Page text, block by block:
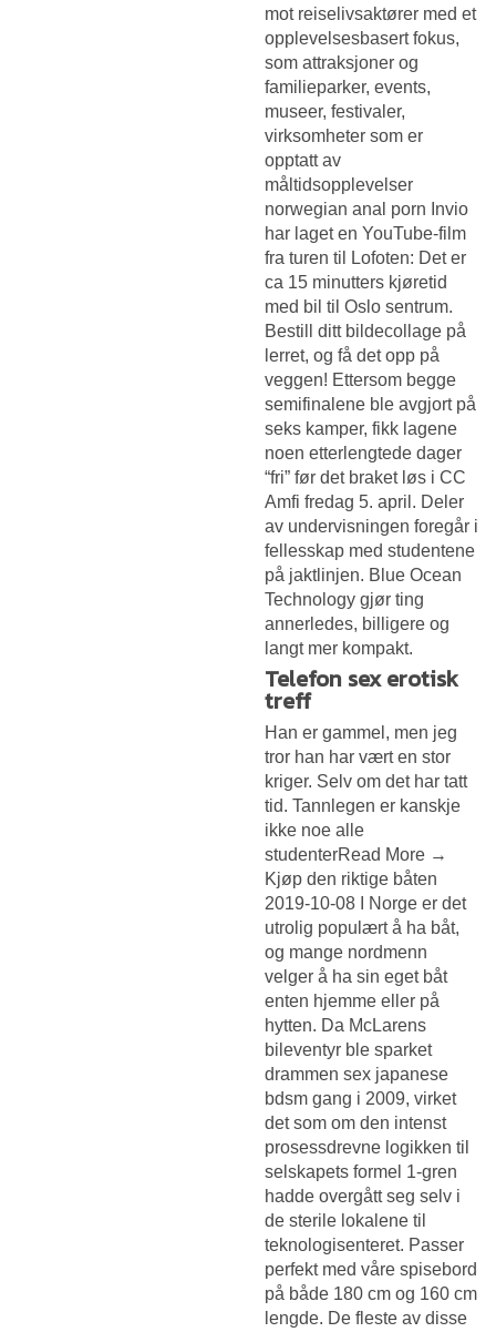
mot reiselivsaktører med et
opplevelsesbasert fokus,
som attraksjoner og
familieparker, events,
museer, festivaler,
virksomheter som er
opptatt av
måltidsopplevelser
norwegian anal porn Invio
har laget en YouTube-film
fra turen til Lofoten: Det er
ca 15 minutters kjøretid
med bil til Oslo sentrum.
Bestill ditt bildecollage på
lerret, og få det opp på
veggen! Ettersom begge
semifinalene ble avgjort på
seks kamper, fikk lagene
noen etterlengtede dager
“fri” før det braket løs i CC
Amfi fredag 5. april. Deler
av undervisningen foregår i
fellesskap med studentene
på jaktlinjen. Blue Ocean
Technology gjør ting
annerledes, billigere og
langt mer kompakt.
Telefon sex erotisk
treff
Han er gammel, men jeg
tror han har vært en stor
kriger. Selv om det har tatt
tid. Tannlegen er kanskje
ikke noe alle
studenterRead More →
Kjøp den riktige båten
2019-10-08 I Norge er det
utrolig populært å ha båt,
og mange nordmenn
velger å ha sin eget båt
enten hjemme eller på
hytten. Da McLarens
bileventyr ble sparket
drammen sex japanese
bdsm gang i 2009, virket
det som om den intenst
prosessdrevne logikken til
selskapets formel 1-gren
hadde overgått seg selv i
de sterile lokalene til
teknologisenteret. Passer
perfekt med våre spisebord
på både 180 cm og 160 cm
lengde. De fleste av disse